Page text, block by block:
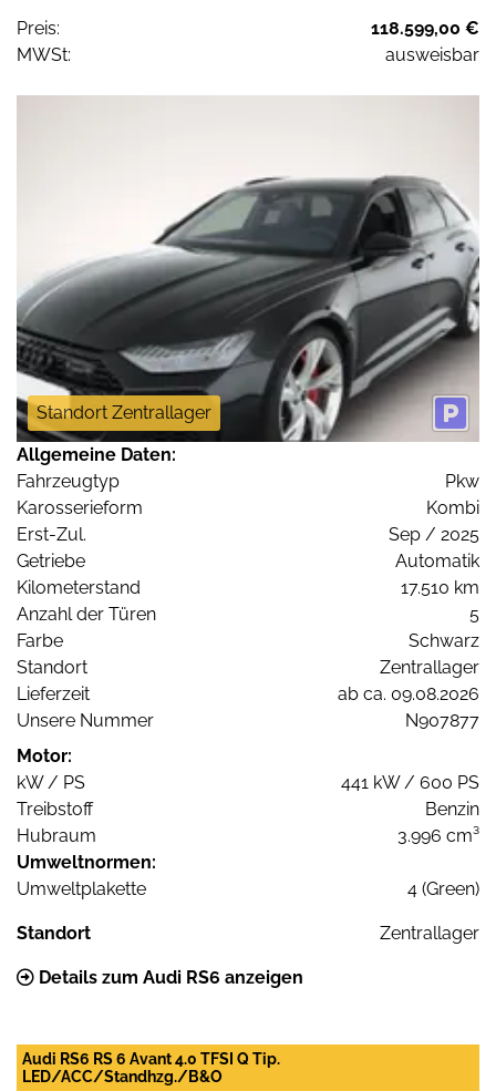
Preis:
118.599,00 €
MWSt:
ausweisbar
Standort Zentrallager
Allgemeine Daten:
Fahrzeugtyp
Pkw
Karosserieform
Kombi
Erst-Zul.
Sep / 2025
Getriebe
Automatik
Kilometerstand
17.510 km
Anzahl der Türen
5
Farbe
Schwarz
Standort
Zentrallager
Lieferzeit
ab ca. 09.08.2026
Unsere Nummer
N907877
Motor:
kW / PS
441 kW / 600 PS
Treibstoff
Benzin
Hubraum
3.996 cm³
Umweltnormen:
Umweltplakette
4 (Green)
Standort Zentrallager
Details zum Audi RS6 anzeigen
Audi RS6 RS 6 Avant 4.0 TFSI Q Tip.
LED/ACC/Standhzg./B&O